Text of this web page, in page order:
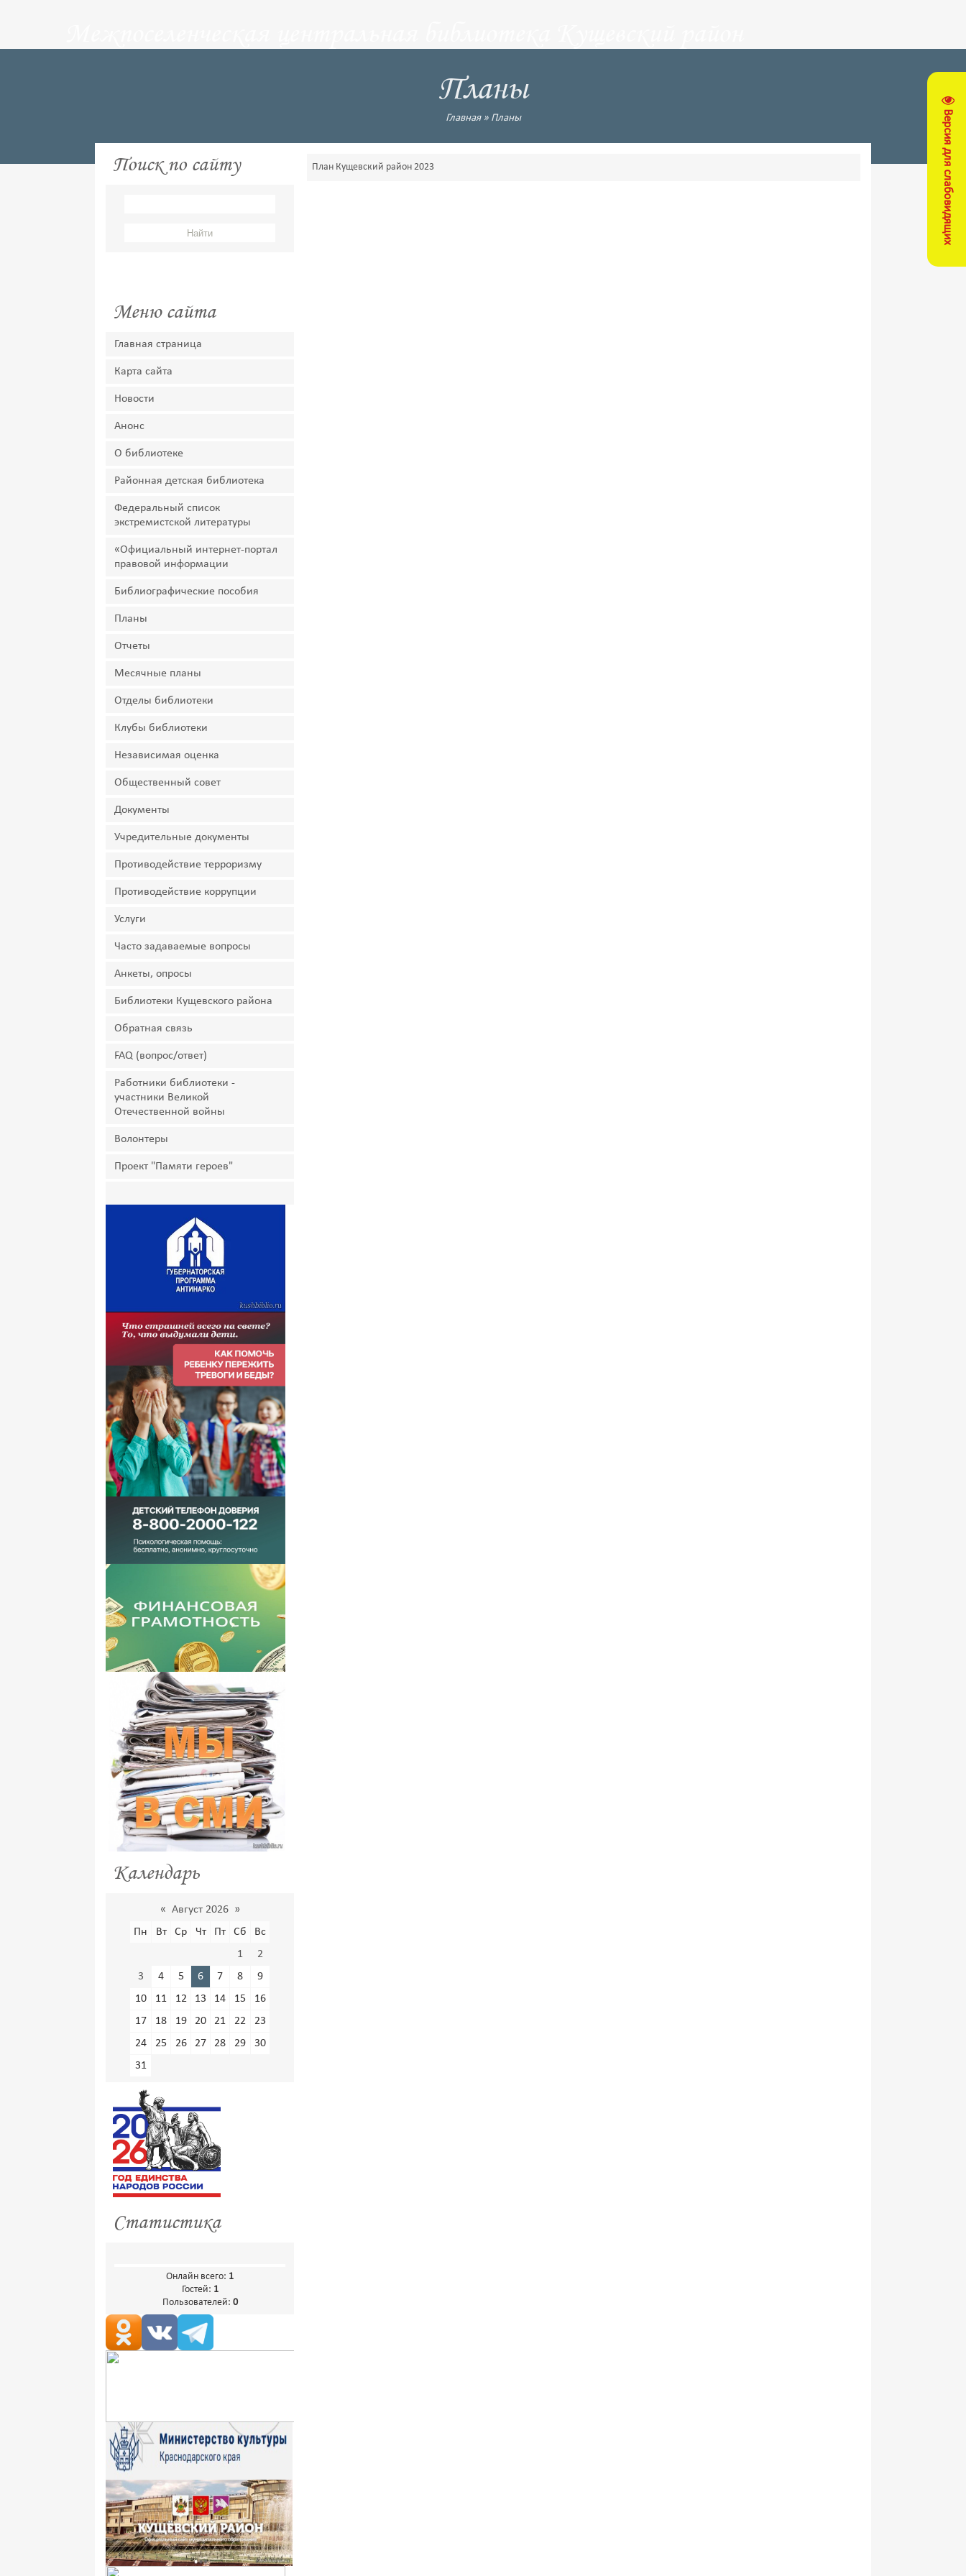
Версия для слабовидящих
Планы
Главная» Планы
Поиск по сайту
Меню сайта
Главная страница
Карта сайта
Новости
Анонс
О библиотеке
Районная детская библиотека
Федеральный список
экстремистской литературы
«Официальный интернет-портал
правовой информации
Библиографические пособия
Планы
Отчеты
Месячные планы
Отделы библиотеки
Клубы библиотеки
Независимая оценка
Общественный совет
Документы
Учредительные документы
Противодействие терроризму
Противодействие коррупции
Услуги
Часто задаваемые вопросы
Анкеты, опросы
Библиотеки Кущевского района
Обратная связь
FAQ (вопрос/ответ)
Работники библиотеки -
участники Великой
Отечественной войны
Волонтеры
Проект "Памяти героев"
Календарь
« Август 2026 »
Пн
Вт Ср Чт Пт Сб
Вс
1
2
3
4 5 6 7 8
9
10
11 12 13 14 15
16
17
18 19 20 21 22
23
24
25 26 27 28 29
30
31
Статистика
Онлайн всего: 1
Гостей: 1
Пользователей: 0
План Кущевский район 2023